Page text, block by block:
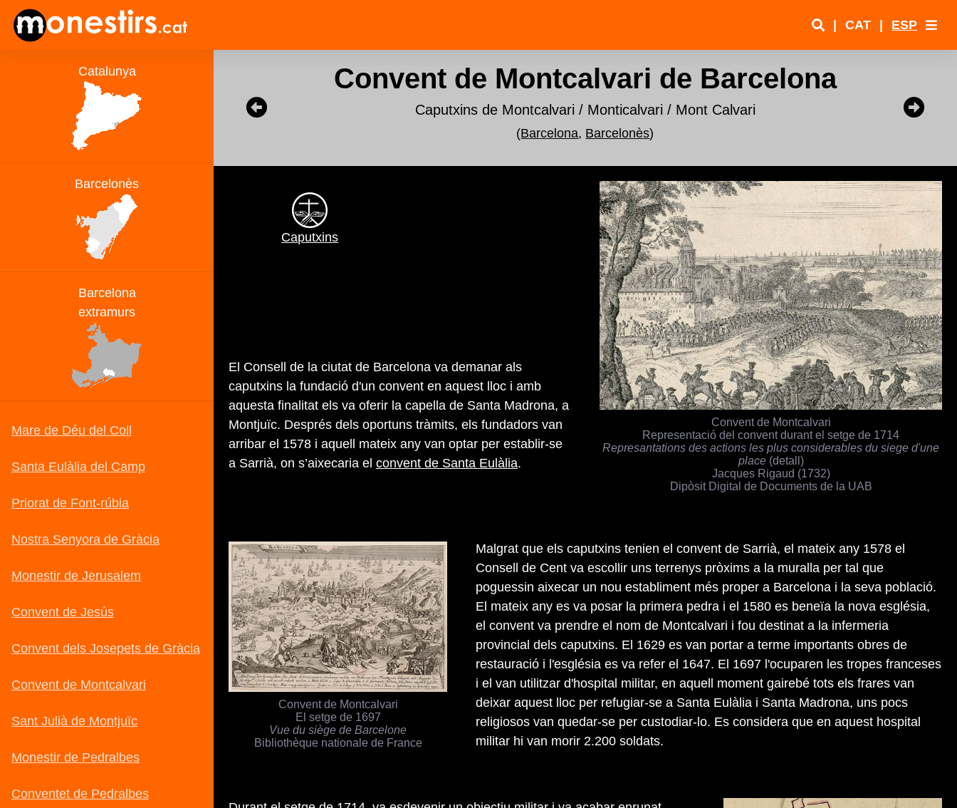
| CAT | ESP
Convent de Montcalvari de Barcelona
Caputxins de Montcalvari / Monticalvari / Mont Calvari
(Barcelona, Barcelonès)
Convent de Montcalvari
Representació del convent durant el setge de 1714
Represantations des actions les plus considerables du siege d'une
place(detall)
Jacques Rigaud (1732)
Dipòsit Digital de Documents de la UAB
Caputxins
El Consell de la ciutat de Barcelona va demanar als
caputxins la fundació d'un convent en aquest lloc i amb
aquesta finalitat els va oferir la capella de Santa Madrona, a
Montjuïc. Després dels oportuns tràmits, els fundadors van
arribar el 1578 i aquell mateix any van optar per establir-se
a Sarrià, on s’aixecaria el convent de Santa Eulàlia.
Convent de Montcalvari
El setge de 1697
Vue du siège de Barcelone
Bibliothèque nationale de France
Malgrat que els caputxins tenien el convent de Sarrià, el mateix any 1578 el
Consell de Cent va escollir uns terrenys pròxims a la muralla per tal que
poguessin aixecar un nou establiment més proper a Barcelona i la seva població.
El mateix any es va posar la primera pedra i el 1580 es beneïa la nova església,
el convent va prendre el nom de Montcalvari i fou destinat a la infermeria
provincial dels caputxins. El 1629 es van portar a terme importants obres de
restauració i l'església es va refer el 1647. El 1697 l'ocuparen les tropes franceses
i el van utilitzar d'hospital militar, en aquell moment gairebé tots els frares van
deixar aquest lloc per refugiar-se a Santa Eulàlia i Santa Madrona, uns pocs
religiosos van quedar-se per custodiar-lo. Es considera que en aquest hospital
militar hi van morir 2.200 soldats.